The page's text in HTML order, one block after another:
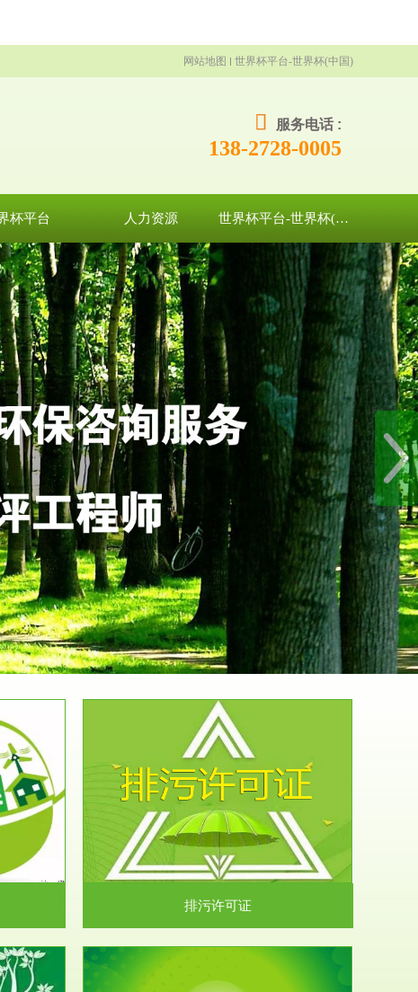
网站地图 世界杯平台-世界杯(中国)
服务电话 :
138-2728-0005
杯平台 人力资源 世界杯平台-世界杯(中国)
根据《中华
...
排污许可证